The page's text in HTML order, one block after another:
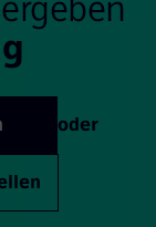
oder